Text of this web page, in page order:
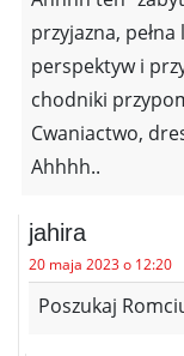
przyjazna,
perspektyw i
chodniki
Cwaniactwo,
Ahhhh..
jahira
20 maja 2023 o 12:20
Poszukaj